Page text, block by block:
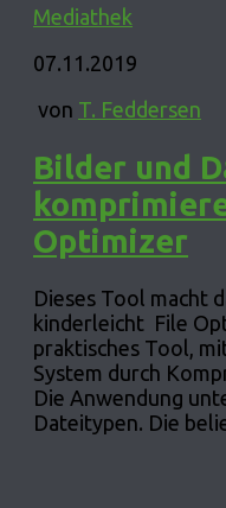
Mediathek
07.11.2019
von T. Feddersen
Bilder und
Optimizer
Dieses Tool macht
kinderleicht File
praktisches Tool,
System durch
Die Anwendung
Dateitypen. Die